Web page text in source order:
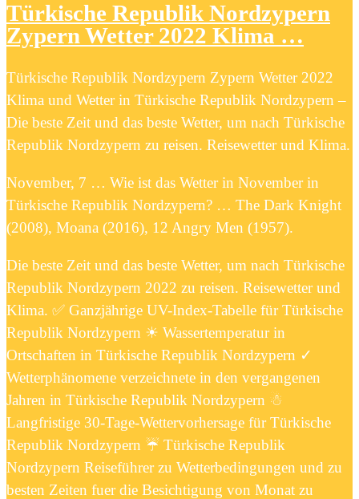
Türkische Republik Nordzypern
Zypern Wetter 2022 Klima …
Türkische Republik Nordzypern Zypern Wetter 2022
Klima und Wetter in Türkische Republik Nordzypern –
Die beste Zeit und das beste Wetter, um nach Türkische
Republik Nordzypern zu reisen. Reisewetter und Klima.
November, 7 … Wie ist das Wetter in November in
Türkische Republik Nordzypern? … The Dark Knight
(2008), Moana (2016), 12 Angry Men (1957).
Die beste Zeit und das beste Wetter, um nach Türkische
Republik Nordzypern 2022 zu reisen. Reisewetter und
Klima. ✅ Ganzjährige UV-Index-Tabelle für Türkische
Republik Nordzypern ☀ Wassertemperatur in
Ortschaften in Türkische Republik Nordzypern ✓
Wetterphänomene verzeichnete in den vergangenen
Jahren in Türkische Republik Nordzypern ☃
Langfristige 30-Tage-Wettervorhersage für Türkische
Republik Nordzypern ☔ Türkische Republik
Nordzypern Reiseführer zu Wetterbedingungen und zu
besten Zeiten fuer die Besichtigung von Monat zu